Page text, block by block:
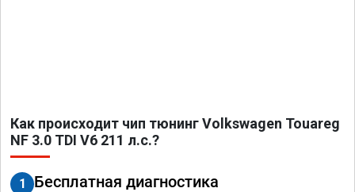
Как происходит чип тюнинг Volkswagen Touareg
NF 3.0 TDI V6 211 л.с.?
1 Бесплатная диагностика